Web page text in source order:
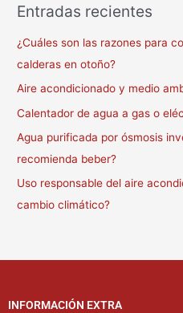
Entradas recientes
¿Cuáles son las razones para
calderas en otoño?
Aire acondicionado y medio
Calentador de agua a gas o
Agua purificada por ósmosis
recomienda beber?
Uso responsable del aire
cambio climático?
INFORMACIÓN EXTRA